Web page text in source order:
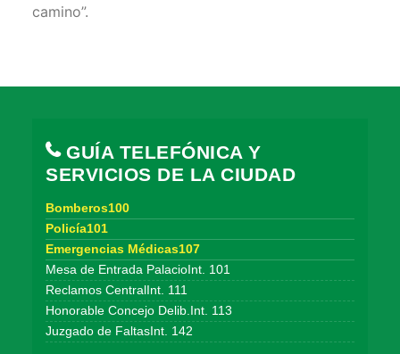
camino”.
GUÍA TELEFÓNICA Y
SERVICIOS DE LA CIUDAD
Bomberos100
Policía101
Emergencias Médicas107
Mesa de Entrada PalacioInt. 101
Reclamos CentralInt. 111
Honorable Concejo Delib.Int. 113
Juzgado de FaltasInt. 142